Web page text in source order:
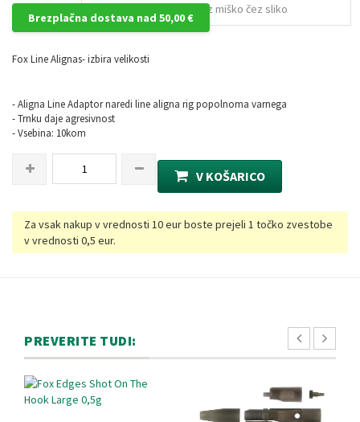
Za povečavo pojdite z miško čez sliko
Brezplačna dostava nad 50,00 €
Fox Line Alignas- izbira velikosti
- Aligna Line Adaptor naredi line aligna rig popolnoma varnega
- Trnku daje agresivnost
- Vsebina: 10kom
V KOŠARICO
Za vsak nakup v vrednosti 10 eur boste prejeli 1 točko zvestobe
v vrednosti 0,5 eur.
PREVERITE TUDI: